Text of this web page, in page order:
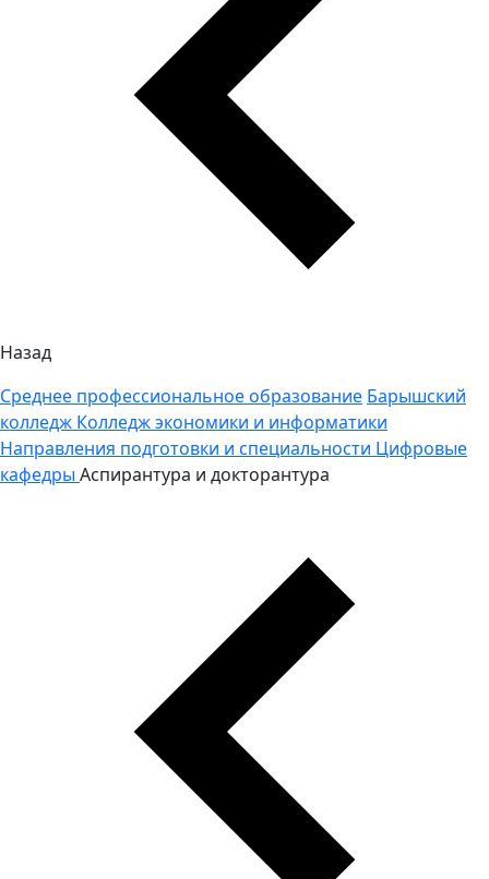
Назад
Среднее профессиональное образование Барышский
колледж Колледж экономики и информатики
Направления подготовки и специальности Цифровые
кафедры Аспирантура и докторантура